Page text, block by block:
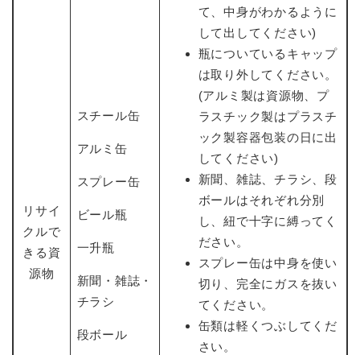
リサイ
クルで
きる資
源物
スチール缶
アルミ缶
スプレー缶
ビール瓶
一升瓶
新聞・雑誌・
チラシ
段ボール
て、中身がわかるように
して出してください)
瓶についているキャップ
は取り外してください。
(アルミ製は資源物、プ
ラスチック製はプラスチ
ック製容器包装の日に出
してください)
新聞、雑誌、チラシ、段
ボールはそれぞれ分別
し、紐で十字に縛ってく
ださい。
スプレー缶は中身を使い
切り、完全にガスを抜い
てください。
缶類は軽くつぶしてくだ
さい。